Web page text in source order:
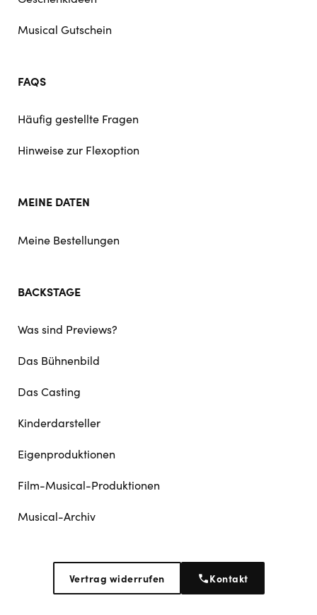
Musical Gutschein
FAQS
Häufig gestellte Fragen
Hinweise zur Flexoption
MEINE DATEN
Meine Bestellungen
BACKSTAGE
Was sind Previews?
Das Bühnenbild
Das Casting
Kinderdarsteller
Eigenproduktionen
Film-Musical-Produktionen
Musical-Archiv
Vertrag widerrufen Kontakt